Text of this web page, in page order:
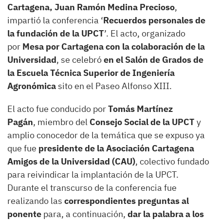
Cartagena, Juan Ramón Medina Precioso,
impartió la conferencia ‘Recuerdos personales de
la fundación de la UPCT’. El acto, organizado
por Mesa por Cartagena con la colaboración de la
Universidad, se celebróen el Salón de Grados de
la Escuela Técnica Superior de Ingeniería
Agronómicasito en el Paseo Alfonso XIII.
El acto fue conducido porTomás Martínez
Pagán, miembro del Consejo Social de la UPCT y
amplio conocedor de la temática que se expuso ya
que fue presidente de la Asociación Cartagena
Amigos de la Universidad (CAU), colectivo fundado
para reivindicar la implantación de la UPCT.
Durante el transcurso de la conferencia fue
realizando las correspondientes preguntas al
ponente para, a continuación, dar la palabra a los